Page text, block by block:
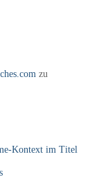
zu
Kontext im Titel